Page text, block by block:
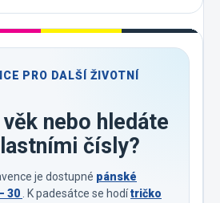
PRO DALŠÍ ŽIVOTNÍ
nebo hledáte
čísly?
je dostupné pánské
30 . K padesátce se hodítričko